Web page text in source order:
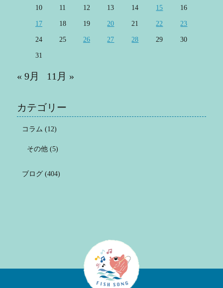
10 11 12 13 14 15 16
17 18 19 20 21 22 23
24 25 26 27 28 29 30
31
« 9月 11月 »
カテゴリー
コラム (12)
その他(5)
ブログ(404)